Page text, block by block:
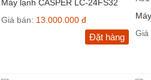
Máy lạnh CASPER LC-24FS32
Giá bán: 13.000.000 đ
Đặt hàng
Giá